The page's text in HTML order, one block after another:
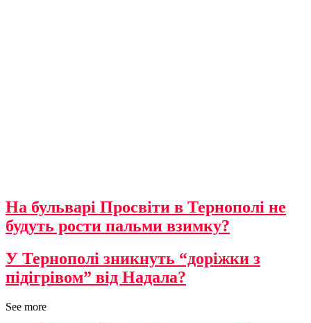
На бульварі Просвіти в Тернополі не
будуть рости пальми взимку?
У Тернополі зникнуть “доріжки з
підігрівом” від Надала?
See more